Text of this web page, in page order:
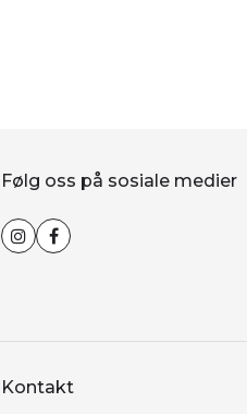
Følg oss på sosiale medier
Kontakt